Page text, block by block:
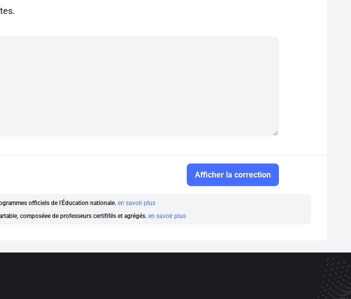
Afficher la correction
officiels de l'Éducation nationale. en savoir plus
composéee de professeurs certififés et agrégés. en savoir plus